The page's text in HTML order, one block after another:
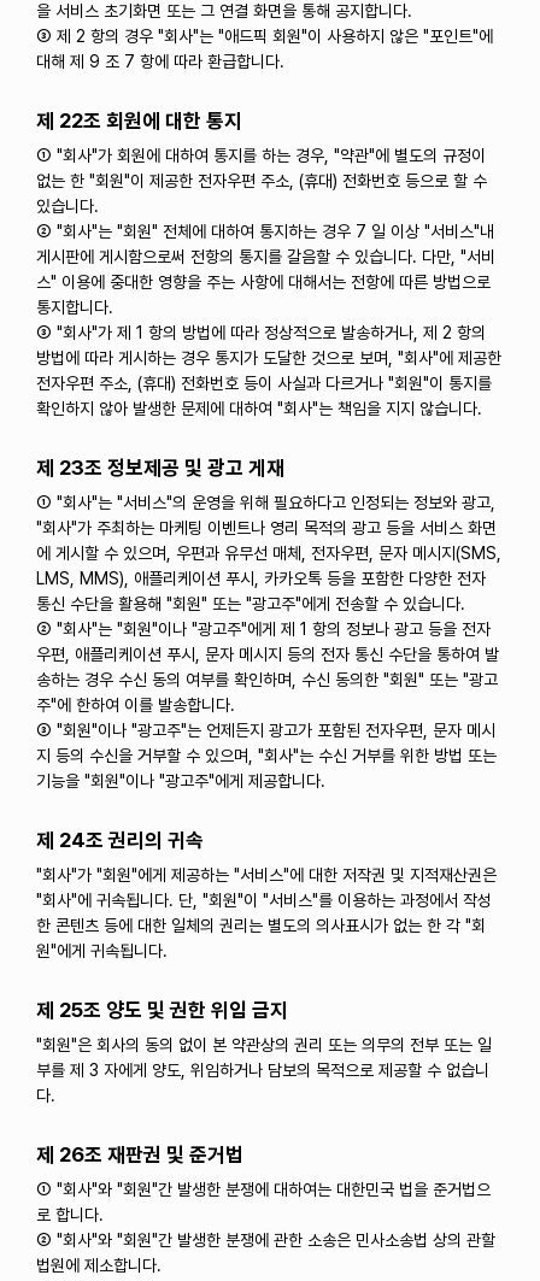
을 서비스 초기화면 또는 그 연결 화면을 통해 공지합니다.
③ 제 2 항의 경우 "회사"는 "애드픽 회원"이 사용하지 않은 "포인트"에
대해 제 9 조 7 항에 따라 환급합니다.
제 22조 회원에 대한 통지
① "회사"가 회원에 대하여 통지를 하는 경우, "약관"에 별도의 규정이
없는 한 "회원"이 제공한 전자우편 주소, (휴대) 전화번호 등으로 할 수
있습니다.
② "회사"는 "회원" 전체에 대하여 통지하는 경우 7 일 이상 "서비스"내
게시판에 게시함으로써 전항의 통지를 갈음할 수 있습니다. 다만, "서비
스" 이용에 중대한 영향을 주는 사항에 대해서는 전항에 따른 방법으로
통지합니다.
③ "회사"가 제 1 항의 방법에 따라 정상적으로 발송하거나, 제 2 항의
방법에 따라 게시하는 경우 통지가 도달한 것으로 보며, "회사"에 제공한
전자우편 주소, (휴대) 전화번호 등이 사실과 다르거나 "회원"이 통지를
확인하지 않아 발생한 문제에 대하여 "회사"는 책임을 지지 않습니다.
제 23조 정보제공 및 광고 게재
① "회사"는 "서비스"의 운영을 위해 필요하다고 인정되는 정보와 광고,
"회사"가 주최하는 마케팅 이벤트나 영리 목적의 광고 등을 서비스 화면
에 게시할 수 있으며, 우편과 유무선 매체, 전자우편, 문자 메시지(SMS,
LMS, MMS), 애플리케이션 푸시, 카카오톡 등을 포함한 다양한 전자
통신 수단을 활용해 "회원" 또는 "광고주"에게 전송할 수 있습니다.
② "회사"는 "회원"이나 "광고주"에게 제 1 항의 정보나 광고 등을 전자
우편, 애플리케이션 푸시, 문자 메시지 등의 전자 통신 수단을 통하여 발
송하는 경우 수신 동의 여부를 확인하며, 수신 동의한 "회원" 또는 "광고
주"에 한하여 이를 발송합니다.
③ "회원"이나 "광고주"는 언제든지 광고가 포함된 전자우편, 문자 메시
지 등의 수신을 거부할 수 있으며, "회사"는 수신 거부를 위한 방법 또는
기능을 "회원"이나 "광고주"에게 제공합니다.
제 24조 권리의 귀속
"회사"가 "회원"에게 제공하는 "서비스"에 대한 저작권 및 지적재산권은
"회사"에 귀속됩니다. 단, "회원"이 "서비스"를 이용하는 과정에서 작성
한 콘텐츠 등에 대한 일체의 권리는 별도의 의사표시가 없는 한 각 "회
원"에게 귀속됩니다.
제 25조 양도 및 권한 위임 금지
"회원"은 회사의 동의 없이 본 약관상의 권리 또는 의무의 전부 또는 일
부를 제 3 자에게 양도, 위임하거나 담보의 목적으로 제공할 수 없습니
다.
제 26조 재판권 및 준거법
① "회사"와 "회원"간 발생한 분쟁에 대하여는 대한민국 법을 준거법으
로 합니다.
② "회사"와 "회원"간 발생한 분쟁에 관한 소송은 민사소송법 상의 관할
법원에 제소합니다.